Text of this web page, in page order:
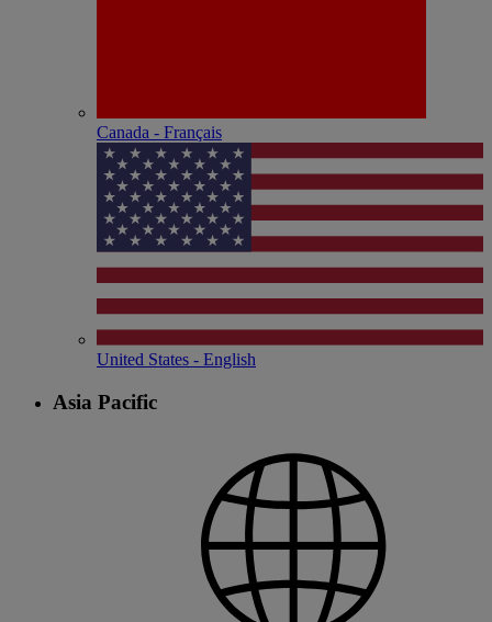
Canada - Français
United States - English
Asia Pacific